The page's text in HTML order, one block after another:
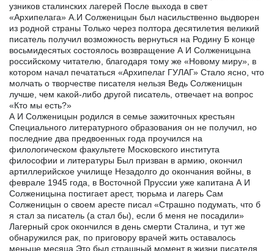
узников сталинских лагерей После выхода в свет
«Архипелага» А.И Солженицын был насильственно выдворен
из родной страны Только через полтора десятилетия великий
писатель получил возможность вернуться на Родину Б конце
восьмидесятых состоялось возвращение А И Солженицына
российскому читателю, благодаря тому же «Новому миру», в
котором начал печататься «Архипелаг ГУЛАГ» Стало ясно, что
молчать о творчестве писателя нельзя Ведь Солженицын
лучше, чем какой-либо другой писатель, отвечает на вопрос
«Кто мы есть?»
А И Солженицын родился в семье зажиточных крестьян
Специального литературного образования он не получил, но
последние два предвоенных года проучился на
филологическом факультете Московского института
философии и литературы Был призван в армию, окончил
артиллерийское училище Незадолго до окончания войны, в
феврале 1945 года, в Восточной Пруссии уже капитана А И
Солженицына постигает арест, тюрьма и лагерь Сам
Солженицын о своем аресте писал «Страшно подумать, что б
я стал за писатель (а стал бы), если б меня не посадили»
Лагерный срок окончился в день смерти Сталина, и тут же
обнаружился рак, по приговору врачей жить оставалось
меньше месяца Это был страшный момент в жизни писателя